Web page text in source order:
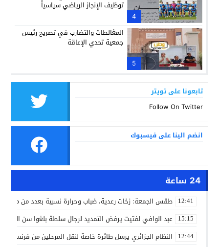
4
توظيف الإنجاز الرياضي سياسياً
5
المغالطات والتضارب في تصريح رئيس
جمعية تحدي الإعاقة
تابعونا على تويتر
Follow On Twitter
انضم الينا على فيسبوك
24 ساعة
12:41 طقس الجمعة: زخات رعدية، ضباب وحرارة نسبية بعدد من مدن
15:15 عبد الوافي لفتيت يرفض التمديد لرجال سلطة بلغوا سن التقاعد
12:44 النظام الجزائري يرسل طائرة خاصة لنقل المرحلين من فرنسا